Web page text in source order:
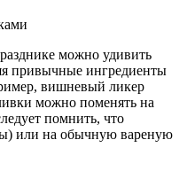
можно удивить
привычные ингредиенты
вишневый ликер
можно поменять на
помнить, что
или на обычную вареную